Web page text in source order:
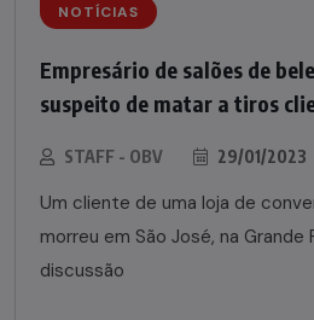
NOTÍCIAS
Empresário de salões de
suspeito de matar a tiros
STAFF - OBV 29/01/2023
Um cliente de uma loja de
morreu em São José, na Grande
discussão